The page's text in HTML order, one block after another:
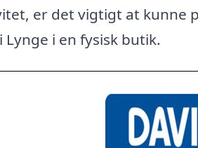
er det vigtigt at kunne
i en fysisk butik.